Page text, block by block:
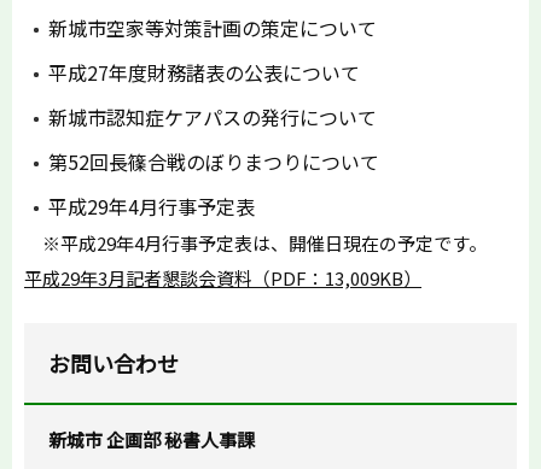
新城市空家等対策計画の策定について
平成27年度財務諸表の公表について
新城市認知症ケアパスの発行について
第52回長篠合戦のぼりまつりについて
平成29年4月行事予定表
※平成29年4月行事予定表は、開催日現在の予定です。
平成29年3月記者懇談会資料（PDF：13,009KB）
お問い合わせ
新城市 企画部 秘書人事課